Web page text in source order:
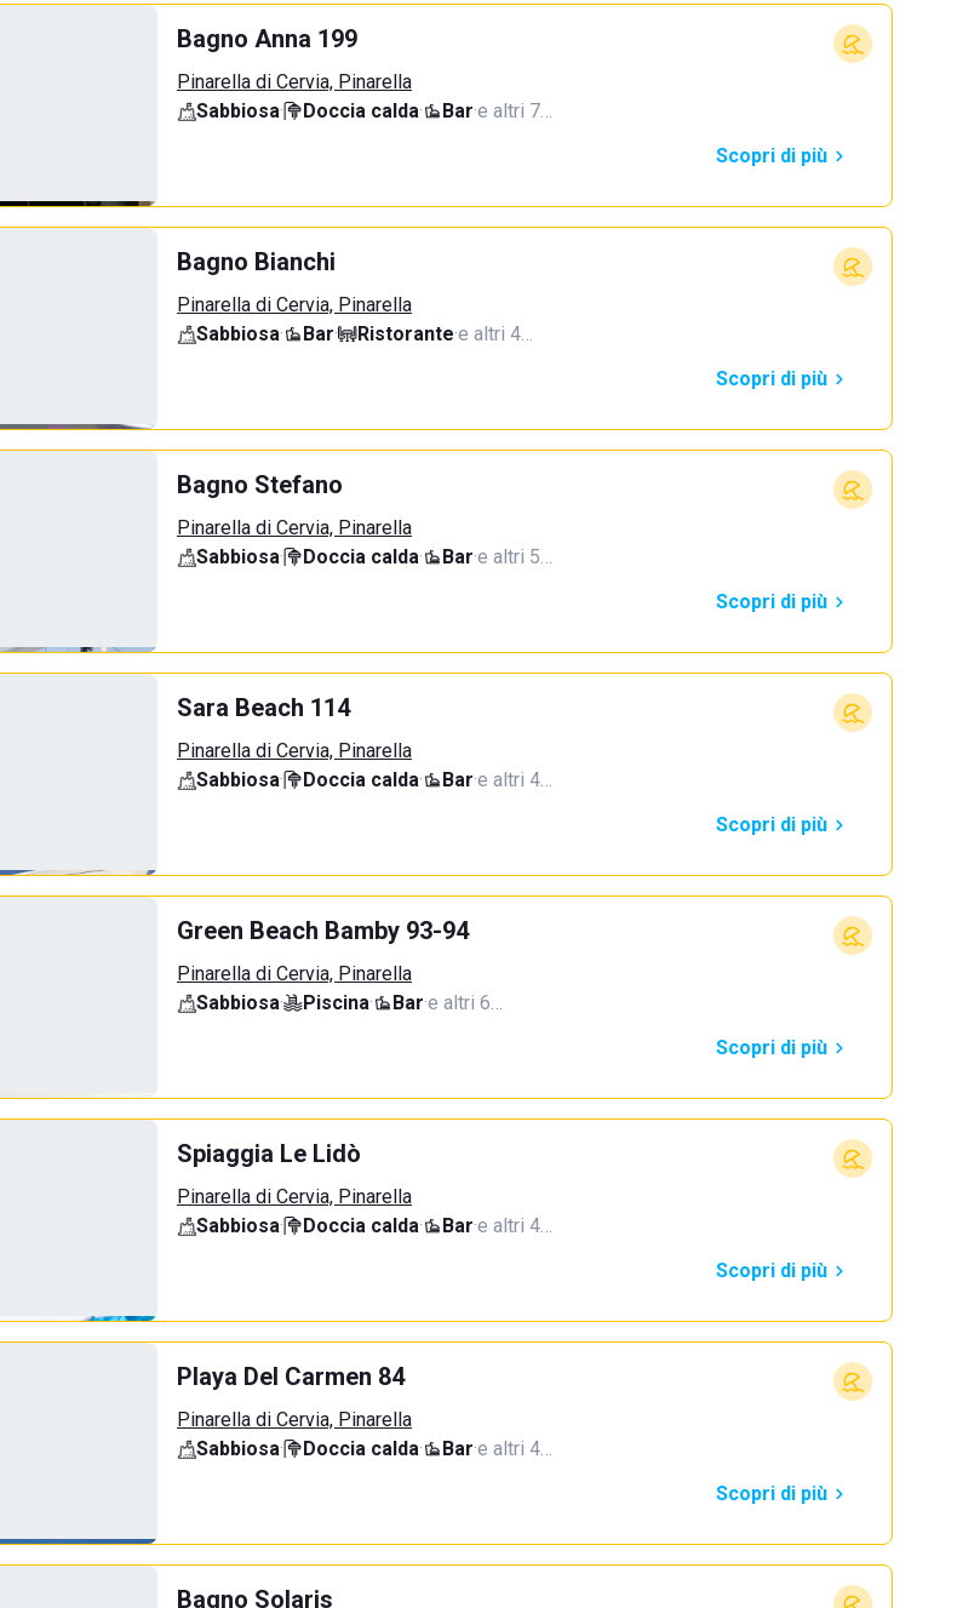
Bagno Anna 199
Pinarella di Cervia, Pinarella
Sabbiosa· Doccia calda· Bar·e altri 7…
Scopri di più
Bagno Bianchi
Pinarella di Cervia, Pinarella
Sabbiosa· Bar· Ristorante·e altri 4…
Scopri di più
Bagno Stefano
Pinarella di Cervia, Pinarella
Sabbiosa· Doccia calda· Bar·e altri 5…
Scopri di più
Sara Beach 114
Pinarella di Cervia, Pinarella
Sabbiosa· Doccia calda· Bar·e altri 4…
Scopri di più
Green Beach Bamby 93-94
Pinarella di Cervia, Pinarella
Sabbiosa· Piscina· Bar·e altri 6…
Scopri di più
Spiaggia Le Lidò
Pinarella di Cervia, Pinarella
Sabbiosa· Doccia calda· Bar·e altri 4…
Scopri di più
Playa Del Carmen 84
Pinarella di Cervia, Pinarella
Sabbiosa· Doccia calda· Bar·e altri 4…
Scopri di più
Bagno Solaris